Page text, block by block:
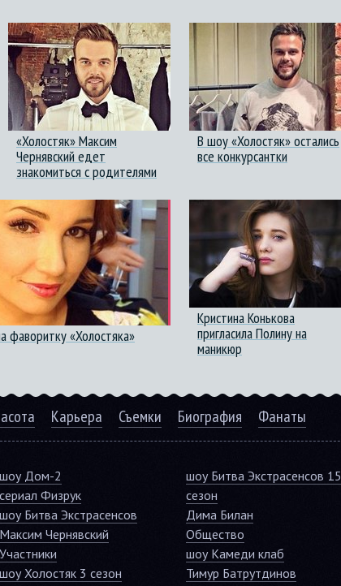
«Холостяк» Максим
Чернявский едет
знакомиться с родителями
В шоу «Холостяк» остались
все конкурсантки
фаворитку «Холостяка»
Кристина Конькова
пригласила Полину на
маникюр
Карьера Съемки Биография Фанаты
шоу Дом-2
сериал Физрук
шоу Битва Экстрасенсов
Максим Чернявский
Участники
шоу Холостяк 3 сезон
шоу Битва Экстрасенсов 15
сезон
Дима Билан
Общество
шоу Камеди клаб
Тимур Батрутдинов